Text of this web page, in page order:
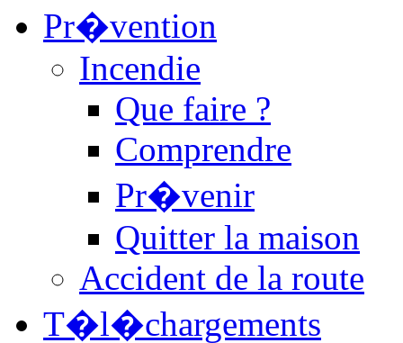
Pr�vention
Incendie
Que faire ?
Comprendre
Pr�venir
Quitter la maison
Accident de la route
T�l�chargements